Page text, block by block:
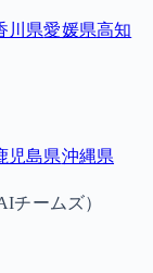
川県愛媛県高知
児島県沖縄県
チームズ）